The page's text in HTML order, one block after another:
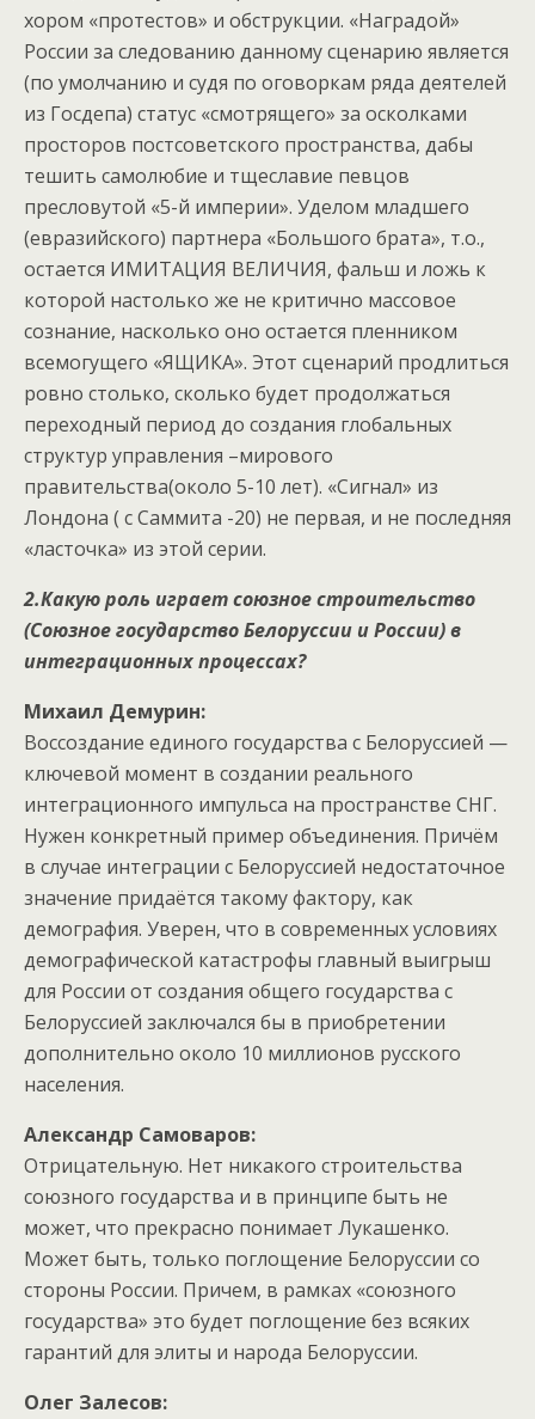
хором «протестов» и обструкции. «Наградой»
России за следованию данному сценарию является
(по умолчанию и судя по оговоркам ряда деятелей
из Госдепа) статус «смотрящего» за осколками
просторов постсоветского пространства, дабы
тешить самолюбие и тщеславие певцов
пресловутой «5-й империи». Уделом младшего
(евразийского) партнера «Большого брата», т.о.,
остается ИМИТАЦИЯ ВЕЛИЧИЯ, фальш и ложь к
которой настолько же не критично массовое
сознание, насколько оно остается пленником
всемогущего «ЯЩИКА». Этот сценарий продлиться
ровно столько, сколько будет продолжаться
переходный период до создания глобальных
структур управления –мирового
правительства(около 5-10 лет). «Сигнал» из
Лондона ( с Саммита -20) не первая, и не последняя
«ласточка» из этой серии.
2.Какую роль играет союзное строительство
(Союзное государство Белоруссии и России) в
интеграционных процессах?
Михаил Демурин:
Воссоздание единого государства с Белоруссией —
ключевой момент в создании реального
интеграционного импульса на пространстве СНГ.
Нужен конкретный пример объединения. Причём
в случае интеграции с Белоруссией недостаточное
значение придаётся такому фактору, как
демография. Уверен, что в современных условиях
демографической катастрофы главный выигрыш
для России от создания общего государства с
Белоруссией заключался бы в приобретении
дополнительно около 10 миллионов русского
населения.
Александр Самоваров:
Отрицательную. Нет никакого строительства
союзного государства и в принципе быть не
может, что прекрасно понимает Лукашенко.
Может быть, только поглощение Белоруссии со
стороны России. Причем, в рамках «союзного
государства» это будет поглощение без всяких
гарантий для элиты и народа Белоруссии.
Олег Залесов: